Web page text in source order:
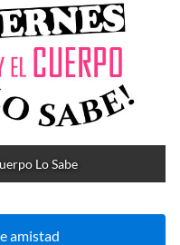
Lo Sabe
amistad